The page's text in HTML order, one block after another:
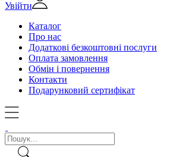
Увійти
Каталог
Про нас
Додаткові безкоштовні послуги
Оплата замовлення
Обмін і повернення
Контакти
Подарунковий сертифікат